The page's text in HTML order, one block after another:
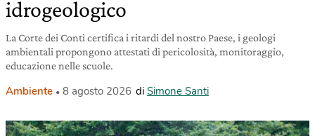
idrogeologico
La Corte dei Conti certifica i ritardi del nostro Paese, i geologi
ambientali propongono attestati di pericolosità, monitoraggio,
educazione nelle scuole.
Ambiente 8 agosto 2026 di Simone Santi